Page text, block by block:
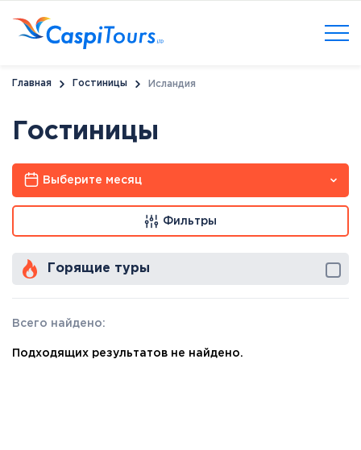
Главная Гостиницы Исландия
Гостиницы
Выберите месяц
Фильтры
Горящие туры
Всего найдено:
Подходящих результатов не найдено.